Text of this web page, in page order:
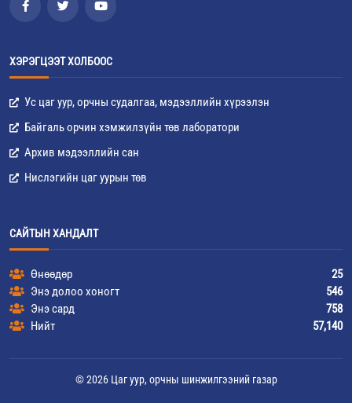
ХЭРЭГЦЭЭТ ХОЛБООС
Ус цаг уур, орчны судалгаа, мэдээллийн хүрээлэн
Байгаль орчин хэмжилзүйн төв лаборатори
Архив мэдээллийн сан
Нислэгийн цаг уурын төв
САЙТЫН ХАНДАЛТ
Өнөөдөр
25
Энэ долоо хоногт
546
Энэ сард
758
Нийт
57,140
© 2026 Цаг уур, орчны шинжилгээний газар